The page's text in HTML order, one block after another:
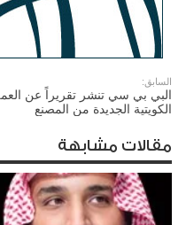
السابق:
البي بي سي تنشر تقريراً عن
الكويتية الجديدة من المصنع
مقالات مشابهة